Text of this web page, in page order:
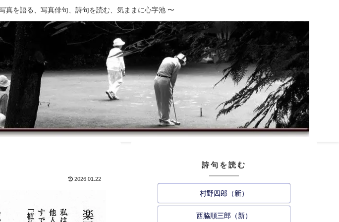
真を語る、写真俳句、詩句を読む、気ままに心字池 〜
2026.01.22
詩句を読む
村野四郎（新）
西脇順三郎（新）